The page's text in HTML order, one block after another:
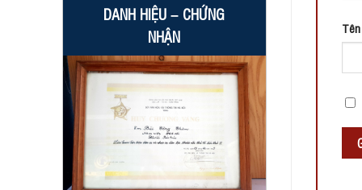
DANH HIỆU – CHỨNG
NHẬN
Tên